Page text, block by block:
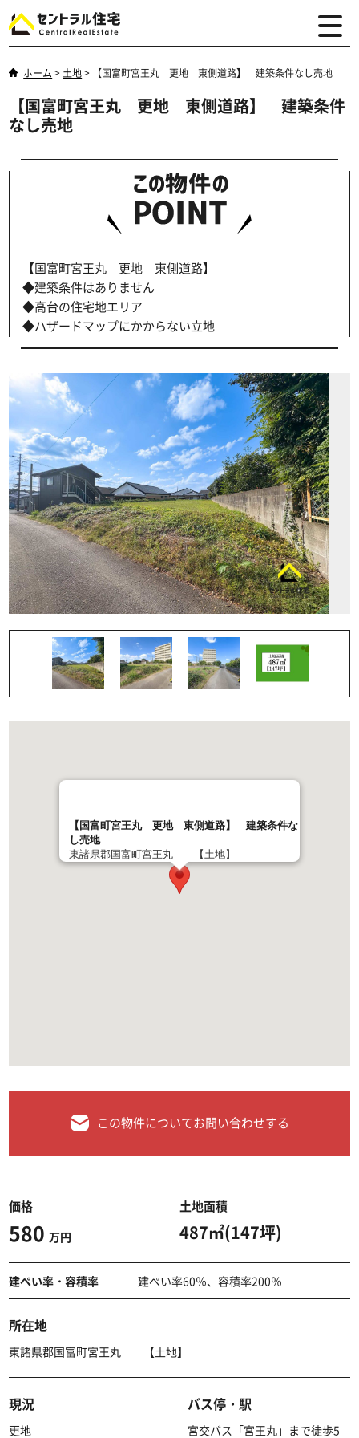
ホーム > 土地> 【国富町宮王丸 更地 東側道路】 建築条件なし売地
【国富町宮王丸 更地 東側道路】 建築条件
なし売地
【国富町宮王丸 更地 東側道路】
◆建築条件はありません
◆高台の住宅地エリア
◆ハザードマップにかからない立地
【国富町宮王丸 更地 東側道路】 建築条件な
し売地
東諸県郡国富町宮王丸 【土地】
この物件についてお問い合わせする
価格
580 万円
土地面積
487㎡(147坪)
建ぺい率・容積率 建ぺい率60％、容積率200％
所在地
東諸県郡国富町宮王丸 【土地】
現況
更地
バス停・駅
宮交バス「宮王丸」まで徒歩5